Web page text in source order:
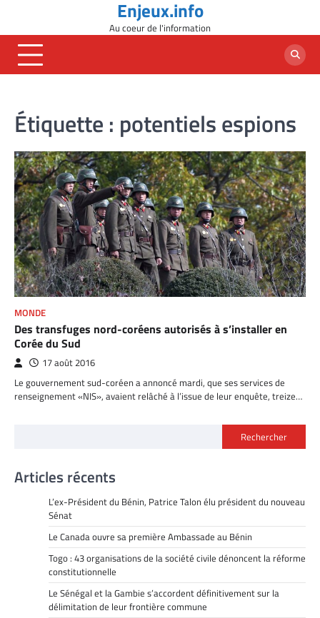
content
Enjeux.info
Au coeur de l'information
Étiquette : potentiels espions
MONDE
Des transfuges nord-coréens autorisés à s’installer en
Corée du Sud
17 août 2016
Le gouvernement sud-coréen a annoncé mardi, que ses services de
renseignement «NIS», avaient relâché à l’issue de leur enquête, treize…
Rechercher
Articles récents
L’ex-Président du Bénin, Patrice Talon élu président du nouveau
Sénat
Le Canada ouvre sa première Ambassade au Bénin
Togo : 43 organisations de la société civile dénoncent la réforme
constitutionnelle
Le Sénégal et la Gambie s’accordent définitivement sur la
délimitation de leur frontière commune